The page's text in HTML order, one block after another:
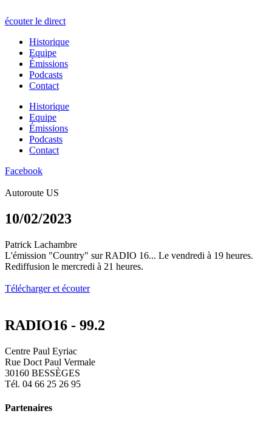
écouter le direct
Historique
Equipe
Émissions
Podcasts
Contact
Historique
Equipe
Émissions
Podcasts
Contact
Facebook
Autoroute US
10/02/2023
Patrick Lachambre
L'émission "Country" sur RADIO 16... Le vendredi à 19 heures.
Rediffusion le mercredi à 21 heures.
Télécharger et écouter
RADIO16 - 99.2
Centre Paul Eyriac
Rue Doct Paul Vermale
30160 BESSÈGES
Tél. 04 66 25 26 95
Partenaires